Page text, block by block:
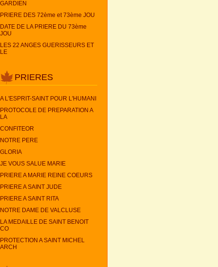
GARDIEN
PRIERE DES 72ème et 73ème JOU
DATE DE LA PRIERE DU 73ème
JOU
LES 22 ANGES GUERISSEURS ET
LE
PRIERES
A L'ESPRIT-SAINT POUR L'HUMANI
PROTOCOLE DE PREPARATION A
LA
CONFITEOR
NOTRE PERE
GLORIA
JE VOUS SALUE MARIE
PRIERE A MARIE REINE COEURS
PRIERE A SAINT JUDE
PRIERE A SAINT RITA
NOTRE DAME DE VALCLUSE
LA MEDAILLE DE SAINT BENOIT
CO
PROTECTION A SAINT MICHEL
ARCH